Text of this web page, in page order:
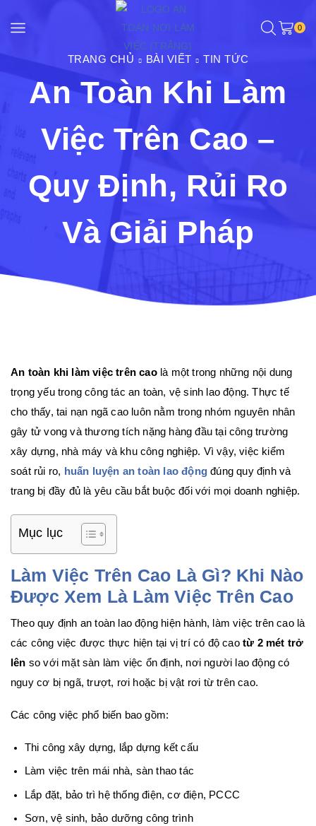
0
TRANG CHỦ BÀI VIẾT TIN TỨC
An Toàn Khi Làm
Việc Trên Cao –
Quy Định, Rủi Ro
Và Giải Pháp
An toàn khi làm việc trên caolà một trong những nội dung
trọng yếu trong công tác an toàn, vệ sinh lao động. Thực tế
cho thấy, tai nạn ngã cao luôn nằm trong nhóm nguyên nhân
gây tử vong và thương tích nặng hàng đầu tại công trường
xây dựng, nhà máy và khu công nghiệp. Vì vậy, việc kiểm
soát rủi ro, huấn luyện an toàn lao động đúng quy định và
trang bị đầy đủ là yêu cầu bắt buộc đối với mọi doanh nghiệp.
Mục lục
Làm Việc Trên Cao Là Gì? Khi Nào
Được Xem Là Làm Việc Trên Cao
Theo quy định an toàn lao động hiện hành, làm việc trên cao là
các công việc được thực hiện tại vị trí có độ caotừ 2 mét trở
lên so với mặt sàn làm việc ổn định, nơi người lao động có
nguy cơ bị ngã, trượt, rơi hoặc bị vật rơi từ trên cao.
Các công việc phổ biến bao gồm:
Thi công xây dựng, lắp dựng kết cấu
Làm việc trên mái nhà, sàn thao tác
Lắp đặt, bảo trì hệ thống điện, cơ điện, PCCC
Sơn, vệ sinh, bảo dưỡng công trình